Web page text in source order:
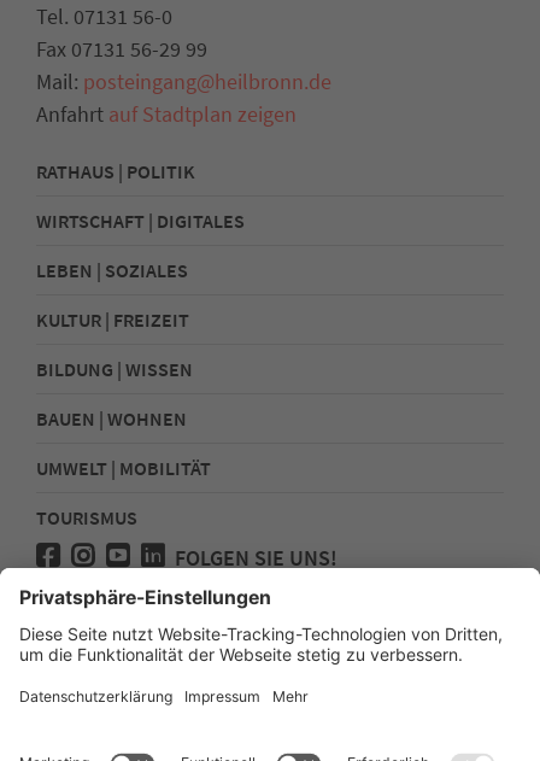
Tel. 07131 56-0
Fax 07131 56-29 99
Mail: posteingang@heilbronn.de
Anfahrt auf Stadtplan zeigen
RATHAUS | POLITIK
WIRTSCHAFT | DIGITALES
LEBEN | SOZIALES
KULTUR | FREIZEIT
BILDUNG | WISSEN
BAUEN | WOHNEN
UMWELT | MOBILITÄT
TOURISMUS
FOLGEN SIE UNS!
Presse
Kontakt
Impressum